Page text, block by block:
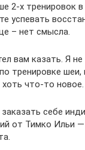
2-х тренировок
успевать
– нет смысла.
вам казать. Я
тренировке шеи,
что-то
себе
от Тимко Ильи